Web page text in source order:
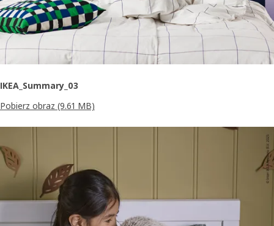
IKEA_Summary_03
Pobierz obraz (9.61 MB)